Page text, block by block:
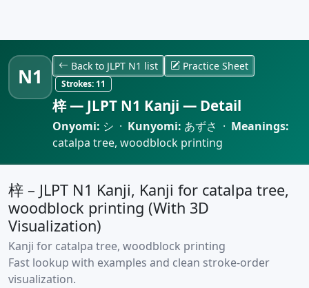
N1 Back to JLPT N1 list Practice Sheet
Strokes:11
梓 — JLPT N1 Kanji — Detail
Onyomi: シ · Kunyomi: あずさ · Meanings:
catalpa tree, woodblock printing
梓 – JLPT N1 Kanji, Kanji for catalpa tree,
woodblock printing (With 3D
Visualization)
Kanji for catalpa tree, woodblock printing
Fast lookup with examples and clean stroke-order
visualization.